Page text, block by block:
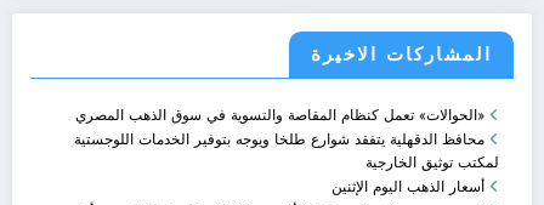
المشاركات الاخيرة
«الحوالات» تعمل كنظام المقاصة والتسوية في سوق الذهب المصري
محافظ الدقهلية يتفقد شوارع طلخا ويوجه بتوفير الخدمات اللوجستية
لمكتب توثيق الخارجية
أسعار الذهب اليوم الإثنين